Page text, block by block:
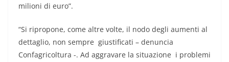
milioni di euro”.
“Si ripropone, come altre volte, il nodo degli aumenti al
dettaglio, non sempre giustificati – denuncia
Confagricoltura -. Ad aggravare la situazione i problemi